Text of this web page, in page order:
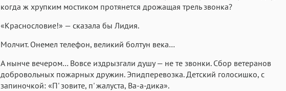
когда ж хрупким мостиком протянется дрожащая трель звонка?
«Краснословие!» — сказала бы Лидия.
Молчит. Онемел телефон, великий болтун века…
А нынче вечером… Вовсе издрызгали душу — не те звонки. Сбор ветеранов
добровольных пожарных дружин. Эпидперевозка. Детский голосишко, с
запиночкой: «П' зовите, п' жалуста, Ва-а-дика».